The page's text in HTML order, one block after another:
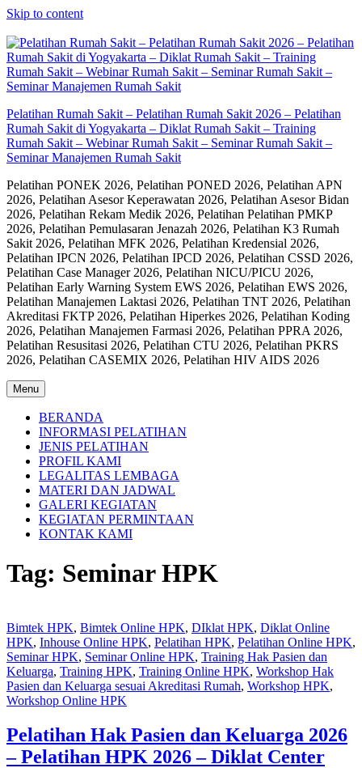
Skip to content
Pelatihan Rumah Sakit – Pelatihan Rumah Sakit 2026 – Pelatihan
Rumah Sakit di Yogyakarta – Diklat Rumah Sakit – Training
Rumah Sakit – Webinar Rumah Sakit – Seminar Rumah Sakit –
Seminar Manajemen Rumah Sakit
Pelatihan PONEK 2026, Pelatihan PONED 2026, Pelatihan APN
2026, Pelatihan Asesor Keperawatan 2026, Pelatihan Asesor Bidan
2026, Pelatihan Rekam Medik 2026, Pelatihan Pelatihan PMKP
2026, Pelatihan Pemulasaran Jenazah 2026, Pelatihan K3 Rumah
Sakit 2026, Pelatihan MFK 2026, Pelatihan Kredensial 2026,
Pelatihan IPCN 2026, Pelatihan IPCD 2026, Pelatihan CSSD 2026,
Pelatihan Case Manager 2026, Pelatihan NICU/PICU 2026,
Pelatihan Early Warning System EWS 2026, Pelatihan EWS 2026,
Pelatihan Manajemen Laktasi 2026, Pelatihan TNT 2026, Pelatihan
Akreditasi FKTP 2026, Pelatihan Hiperkes 2026, Pelatihan Koding
2026, Pelatihan Manajemen Farmasi 2026, Pelatihan PPRA 2026,
Pelatihan Resusitasi 2026, Pelatihan CTU 2026, Pelatihan PKRS
2026, Pelatihan CASEMIX 2026, Pelatihan HIV AIDS 2026
Menu
BERANDA
INFORMASI PELATIHAN
JENIS PELATIHAN
PROFIL KAMI
LEGALITAS LEMBAGA
MATERI DAN JADWAL
GALERI KEGIATAN
KEGIATAN PERMINTAAN
KONTAK KAMI
Tag: Seminar HPK
Bimtek HPK, Bimtek Online HPK, DIklat HPK, Diklat Online
HPK, Inhouse Online HPK, Pelatihan HPK, Pelatihan Online HPK,
Seminar HPK, Seminar Online HPK, Training Hak Pasien dan
Keluarga, Training HPK, Training Online HPK, Workshop Hak
Pasien dan Keluarga sesuai Akreditasi Rumah, Workshop HPK,
Workshop Online HPK
Pelatihan Hak Pasien dan Keluarga 2026
– Pelatihan HPK 2026 – Diklat Center